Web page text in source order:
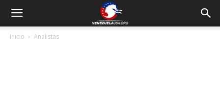
Inicio Analistas